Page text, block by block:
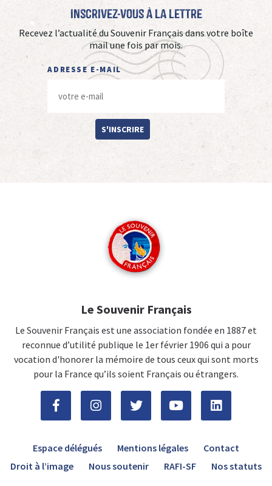
Inscrivez-vous à La Lettre
Recevez l’actualité du Souvenir Français dans votre boîte
mail une fois par mois.
ADRESSE E-MAIL
S'INSCRIRE
Le Souvenir Français
Le Souvenir Français est une association fondée en 1887 et
reconnue d’utilité publique le 1er février 1906 qui a pour
vocation d'honorer la mémoire de tous ceux qui sont morts
pour la France qu’ils soient Français ou étrangers.
Espace délégués Mentions légales
Contact
Droit à l’image
Nous soutenir RAFI-SF Nos statuts